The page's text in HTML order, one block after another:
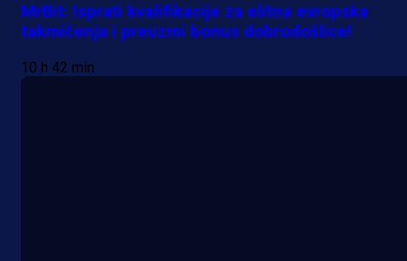
MrBit: Isprati kvalifikacije za elitna evropska
takmičenja i preuzmi bonus dobrodošlice!
10 h 42 min